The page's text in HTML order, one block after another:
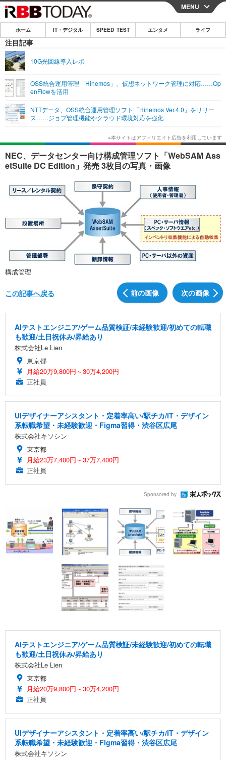
CLOSE
ホーム
IT・デジタル
ネタ
ショッピング その他
エンタメ
エンタメTOP 映画・ドラマ
韓国・芸能
音楽 スポーツ
ショッピング その他
ライフ
ライフTOP グルメ
ペット ショッピング
リリース一覧
プッシュ通知の停止方法
MENU
ホーム IT・デジタル SPEED TEST エンタメ ライフ
注目記事
10G光回線導入レポ
OSS統合運用管理「Hinemos」、仮想ネットワーク管理に対応……Op
enFlowを活用
NTTデータ、OSS統合運用管理ソフト「Hinemos Ver.4.0」をリリー
ス……ジョブ管理機能やクラウド環境対応を強化
NEC、データセンター向け構成管理ソフト「WebSAM Ass
etSuite DC Edition」発売 3枚目の写真・画像
構成管理
前の画像 次の画像
この記事へ戻る
AIテストエンジニア/ゲーム品質検証/未経験歓迎/初めての転職
も歓迎/土日祝休み/昇給あり
株式会社Le Lien
東京都
月給20万9,800円～30万4,200円
正社員
UIデザイナーアシスタント・定着率高い/駅チカ/IT・デザイン
系転職希望・未経験歓迎・Figma習得・渋谷区広尾
株式会社キソシン
東京都
月給23万7,400円～37万7,400円
正社員
Sponsored by
AIテストエンジニア/ゲーム品質検証/未経験歓迎/初めての転職
も歓迎/土日祝休み/昇給あり
株式会社Le Lien
東京都
月給20万9,800円～30万4,200円
正社員
UIデザイナーアシスタント・定着率高い/駅チカ/IT・デザイン
系転職希望・未経験歓迎・Figma習得・渋谷区広尾
株式会社キソシン